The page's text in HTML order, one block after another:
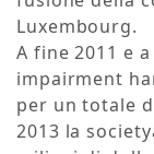
Luxembourg.
A fine 2011 e
impairment
per un totale
2013 la